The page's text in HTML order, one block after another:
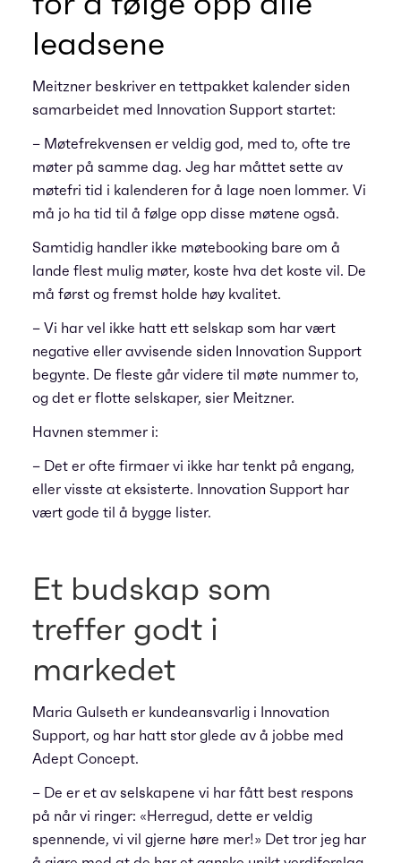
leadsene
Meitzner beskriver en tettpakket kalender siden
samarbeidet med Innovation Support startet:
– Møtefrekvensen er veldig god, med to, ofte tre
møter på samme dag. Jeg har måttet sette av
møtefri tid i kalenderen for å lage noen lommer. Vi
må jo ha tid til å følge opp disse møtene også.
Samtidig handler ikke møtebooking bare om å
lande flest mulig møter, koste hva det koste vil. De
må først og fremst holde høy kvalitet.
– Vi har vel ikke hatt ett selskap som har vært
negative eller avvisende siden Innovation Support
begynte. De fleste går videre til møte nummer to,
og det er flotte selskaper, sier Meitzner.
Havnen stemmer i:
– Det er ofte firmaer vi ikke har tenkt på engang,
eller visste at eksisterte. Innovation Support har
vært gode til å bygge lister.
Et budskap som
treffer godt i
markedet
Maria Gulseth er kundeansvarlig i Innovation
Support, og har hatt stor glede av å jobbe med
Adept Concept.
– De er et av selskapene vi har fått best respons
på når vi ringer: «Herregud, dette er veldig
spennende, vi vil gjerne høre mer!» Det tror jeg har